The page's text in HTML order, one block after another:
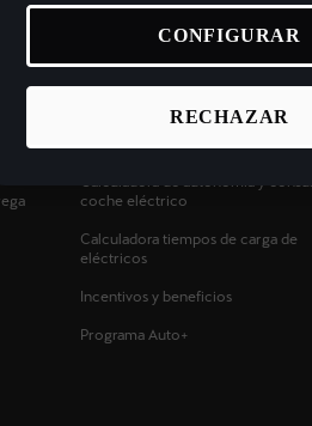
eléctrica
enchufables y eléctricos
Calculadora de autonomía y
coche eléctrico
Calculadora tiempos de carga de
eléctricos
Incentivos y beneficios
Programa Auto+
RECHAZAR
CONFIGURAR